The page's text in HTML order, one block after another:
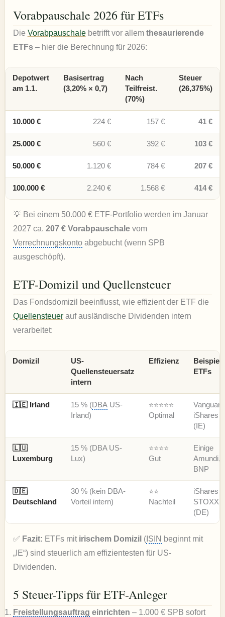
Vorabpauschale 2026 für ETFs
Die Vorabpauschalebetrifft vor allem thesaurierende
ETFs– hier die Berechnung für 2026:
Depotwert
am 1.1.
Basisertrag
(3,20% × 0,7)
Nach
Teilfreist.
(70%)
Steuer
(26,375%)
10.000 € 224 € 157 € 41 €
25.000 € 560 € 392 € 103 €
50.000 € 1.120 € 784 € 207 €
100.000 € 2.240 € 1.568 € 414 €
💡 Bei einem 50.000 € ETF-Portfolio werden im Januar
2027 ca. 207 € Vorabpauschalevom
Verrechnungskontoabgebucht (wenn SPB
ausgeschöpft).
ETF-Domizil und Quellensteuer
Das Fondsdomizil beeinflusst, wie effizient der ETF die
Quellensteuerauf ausländische Dividenden intern
verarbeitet:
Domizil
US-
Quellensteuersatz
intern
Effizienz
Beispiel-
ETFs
🇮🇪 Irland 15 % (DBAUS-
Irland)
⭐⭐⭐⭐⭐
Optimal
iShares
(IE)
🇱🇺
Luxemburg
15 % (DBA US-
Lux)
⭐⭐⭐⭐
Gut
Einige
Amundi,
BNP
🇩🇪
Deutschland
30 % (kein DBA-
Vorteil intern)
⭐⭐
Nachteil
iShares
STOXX
(DE)
✅ Fazit: ETFs mit irischem Domizil (ISIN beginnt mit
„IE“) sind steuerlich am effizientesten für US-
Dividenden.
5 Steuer-Tipps für ETF-Anleger
Freistellungsauftrag einrichten – 1.000 € SPB sofort